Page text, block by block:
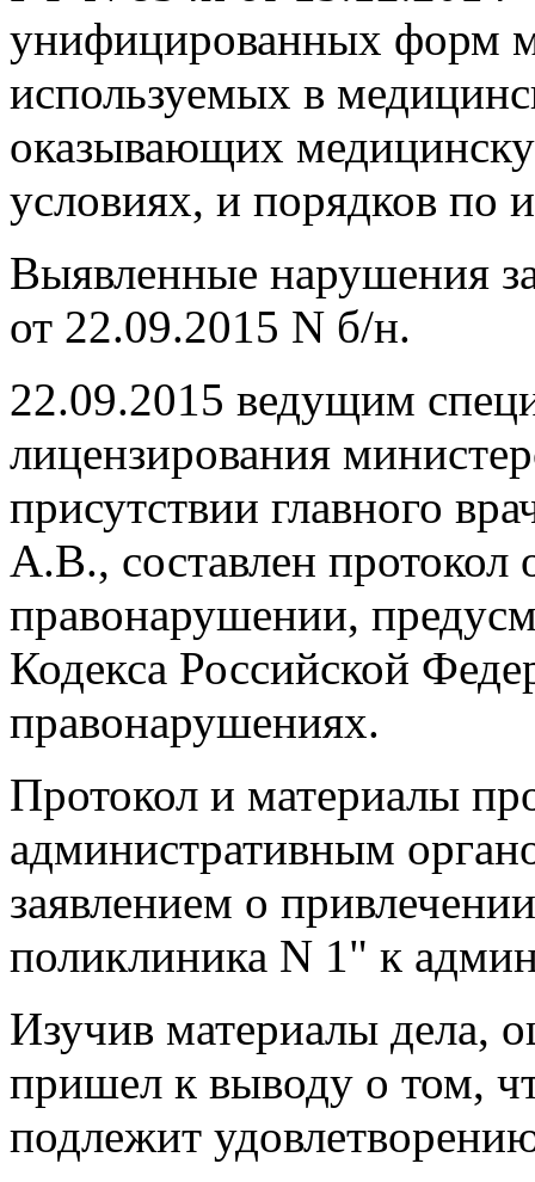
унифицированных форм
используемых в
оказывающих
условиях, и порядков по
Выявленные нарушения
от 22.09.2015 N б/н.
22.09.2015 ведущим
лицензирования
присутствии главного
А.В., составлен протокол
правонарушении,
Кодекса Российской
правонарушениях.
Протокол и материалы
административным
заявлением о
поликлиника N 1" к
Изучив материалы дела,
пришел к выводу о том,
подлежит